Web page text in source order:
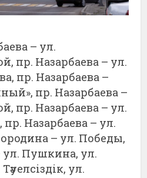
– ул.
пр. Назарбаева – ул.
пр. Назарбаева –
пр. Назарбаева –
пр. Назарбаева – ул.
Назарбаева – ул.
– ул. Победы,
ул. Пушкина, ул.
ул.